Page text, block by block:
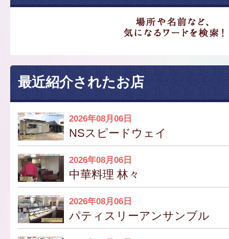
最近紹介されたお店
2026年08月06日
NSスピードウェイ
2026年08月06日
中華料理 林々
2026年08月06日
パティスリーアンサンブル